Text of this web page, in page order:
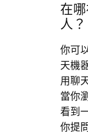
在
人？
你可
天機
用聊
當你
看到
你提